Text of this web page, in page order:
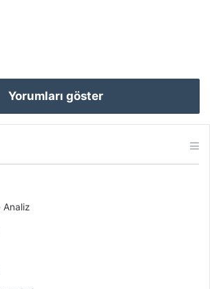
Yorumları göster
Analiz